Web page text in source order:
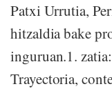
Patxi Urrutia,
hitzaldia bake
inguruan.1.
Trayectoria,